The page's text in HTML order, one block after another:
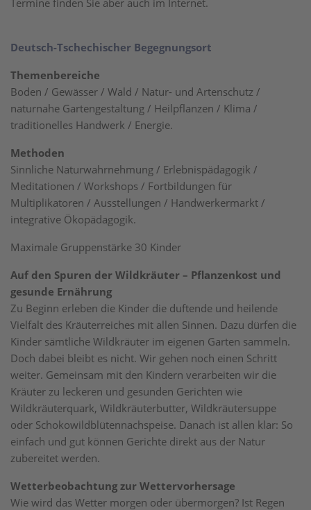
Termine finden Sie aber auch im Internet.
Deutsch-Tschechischer Begegnungsort
Themenbereiche
Boden / Gewässer / Wald / Natur- und Artenschutz /
naturnahe Gartengestaltung / Heilpflanzen / Klima /
traditionelles Handwerk / Energie.
Methoden
Sinnliche Naturwahrnehmung / Erlebnispädagogik /
Meditationen / Workshops / Fortbildungen für
Multiplikatoren / Ausstellungen / Handwerkermarkt /
integrative Ökopädagogik.
Maximale Gruppenstärke 30 Kinder
Auf den Spuren der Wildkräuter – Pflanzenkost und
gesunde Ernährung
Zu Beginn erleben die Kinder die duftende und heilende
Vielfalt des Kräuterreiches mit allen Sinnen. Dazu dürfen die
Kinder sämtliche Wildkräuter im eigenen Garten sammeln.
Doch dabei bleibt es nicht. Wir gehen noch einen Schritt
weiter. Gemeinsam mit den Kindern verarbeiten wir die
Kräuter zu leckeren und gesunden Gerichten wie
Wildkräuterquark, Wildkräuterbutter, Wildkräutersuppe
oder Schokowildblütennachspeise. Danach ist allen klar: So
einfach und gut können Gerichte direkt aus der Natur
zubereitet werden.
Wetterbeobachtung zur Wettervorhersage
Wie wird das Wetter morgen oder übermorgen? Ist Regen